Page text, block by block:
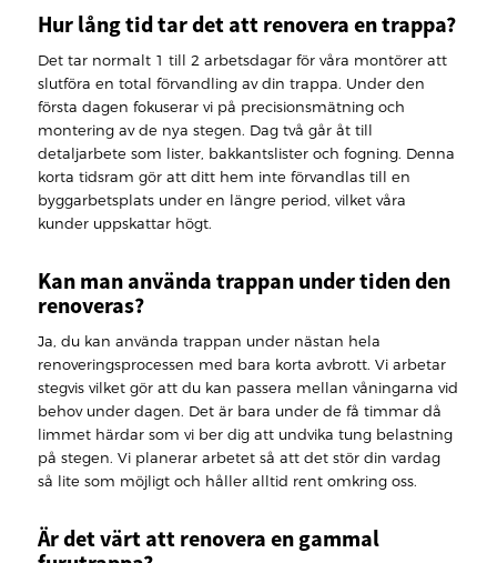
Hur lång tid tar det att renovera en trappa?
Det tar normalt 1 till 2 arbetsdagar för våra montörer att
slutföra en total förvandling av din trappa. Under den
första dagen fokuserar vi på precisionsmätning och
montering av de nya stegen. Dag två går åt till
detaljarbete som lister, bakkantslister och fogning. Denna
korta tidsram gör att ditt hem inte förvandlas till en
byggarbetsplats under en längre period, vilket våra
kunder uppskattar högt.
Kan man använda trappan under tiden den
renoveras?
Ja, du kan använda trappan under nästan hela
renoveringsprocessen med bara korta avbrott. Vi arbetar
stegvis vilket gör att du kan passera mellan våningarna vid
behov under dagen. Det är bara under de få timmar då
limmet härdar som vi ber dig att undvika tung belastning
på stegen. Vi planerar arbetet så att det stör din vardag
så lite som möjligt och håller alltid rent omkring oss.
Är det värt att renovera en gammal